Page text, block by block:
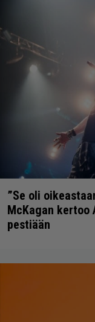
”Se oli
McKagan kertoo
pestiään